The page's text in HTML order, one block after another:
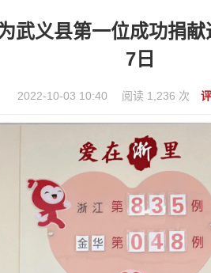
武义县第一位成功捐
7日
2022-10-03 10:40 阅读 1,236 次